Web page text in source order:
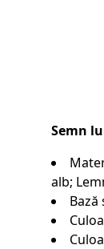
Semn
alb;